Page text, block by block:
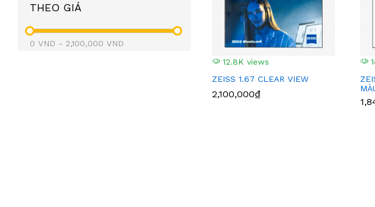
đơn tròng
THEO GIÁ
0 VND - 2,100,000 VND
12.8K views
ZEISS 1.67 CLEAR VIEW
2,100,000₫